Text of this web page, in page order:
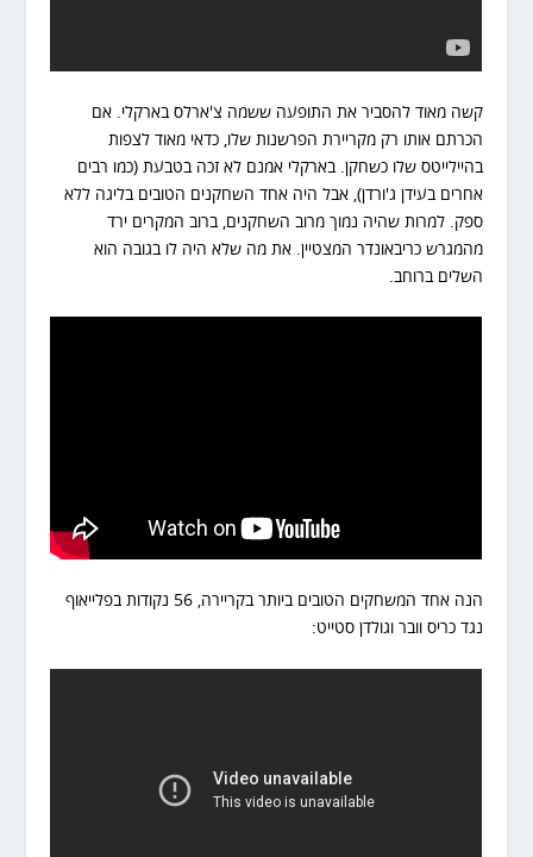
קשה מאוד להסביר את התופעה ששמה צ'ארלס בארקלי. אם
הכרתם אותו רק מקריירת הפרשנות שלו, כדאי מאוד לצפות
בהיילייטס שלו כשחקן. בארקלי אמנם לא זכה בטבעת (כמו רבים
אחרים בעידן ג'ורדן), אבל היה אחד השחקנים הטובים בליגה ללא
ספק. למרות שהיה נמוך מרוב השחקנים, ברוב המקרים ירד
מהמגרש כריבאונדר המצטיין. את מה שלא היה לו בגובה הוא
השלים ברוחב.
הנה אחד המשחקים הטובים ביותר בקריירה, 56 נקודות בפלייאוף
נגד כריס וובר וגולדן סטייט: